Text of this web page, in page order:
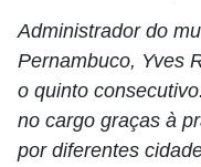
Administrador do
Pernambuco, Yves
o quinto
no cargo graças à
por diferentes